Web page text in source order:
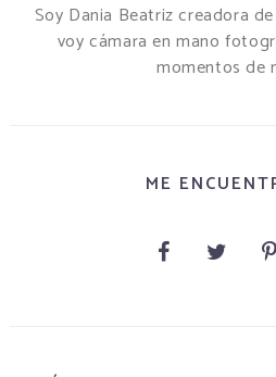
Soy Dania Beatriz creadora
voy cámara en mano
momentos de
ME